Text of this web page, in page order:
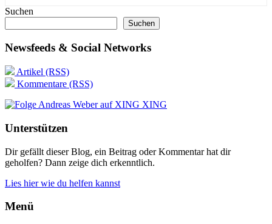
Suchen
Suchen
Newsfeeds & Social Networks
Artikel (RSS)
Kommentare (RSS)
XING
Unterstützen
Dir gefällt dieser Blog, ein Beitrag oder Kommentar hat dir
geholfen? Dann zeige dich erkenntlich.
Lies hier wie du helfen kannst
Menü